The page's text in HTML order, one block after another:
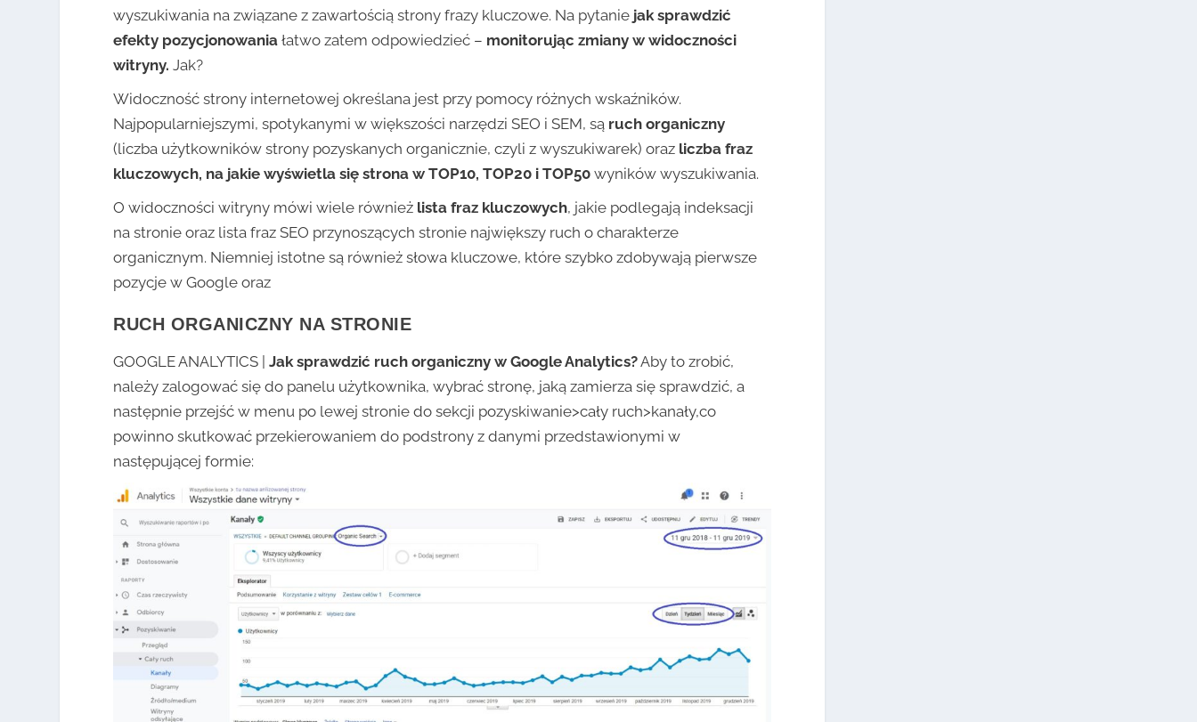
wyszukiwania na związane z zawartością strony frazy kluczowe. Na pytanie jak sprawdzić
efekty pozycjonowania łatwo zatem odpowiedzieć – monitorując zmiany w widoczności
witryny.Jak?
Widoczność strony internetowej określana jest przy pomocy różnych wskaźników.
Najpopularniejszymi, spotykanymi w większości narzędzi SEO i SEM, są ruch organiczny
(liczba użytkowników strony pozyskanych organicznie, czyli z wyszukiwarek) oraz liczba fraz
kluczowych, na jakie wyświetla się strona w TOP10, TOP20 i TOP50 wyników wyszukiwania.
O widoczności witryny mówi wiele również lista fraz kluczowych, jakie podlegają indeksacji
na stronie oraz lista fraz SEO przynoszących stronie największy ruch o charakterze
organicznym. Niemniej istotne są również słowa kluczowe, które szybko zdobywają pierwsze
pozycje w Google oraz
RUCH ORGANICZNY NA STRONIE
GOOGLE ANALYTICS |Jak sprawdzić ruch organiczny w Google Analytics?Aby to zrobić,
należy zalogować się do panelu użytkownika, wybrać stronę, jaką zamierza się sprawdzić, a
następnie przejść w menu po lewej stronie do sekcji pozyskiwanie>cały ruch>kanały,co
powinno skutkować przekierowaniem do podstrony z danymi przedstawionymi w
następującej formie: